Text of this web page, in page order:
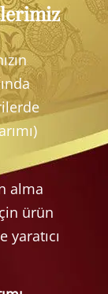
alma
ürün
yaratıcı